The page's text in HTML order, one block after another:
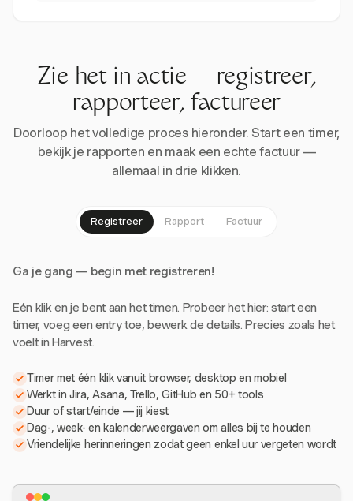
Zie het in actie — registreer,
rapporteer, factureer
Doorloop het volledige proces hieronder. Start een timer,
bekijk je rapporten en maak een echte factuur —
allemaal in drie klikken.
Registreer Rapport Factuur
Ga je gang — begin met registreren!
Eén klik en je bent aan het timen. Probeer het hier: start een
timer, voeg een entry toe, bewerk de details. Precies zoals het
voelt in Harvest.
Timer met één klik vanuit browser, desktop en mobiel
Werkt in Jira, Asana, Trello, GitHub en 50+ tools
Duur of start/einde — jij kiest
Dag-, week- en kalenderweergaven om alles bij te houden
Vriendelijke herinneringen zodat geen enkel uur vergeten wordt